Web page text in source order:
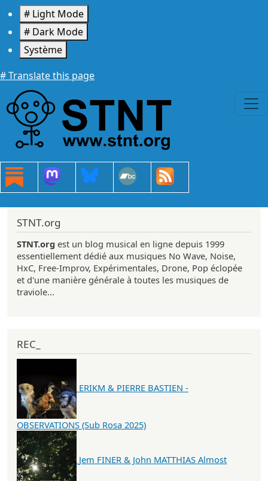
Aller au contenu principal
# Light Mode
# Dark Mode
Système
# Translate this page
STNT.org
STNT.org est un blog musical en ligne depuis 1999
essentiellement dédié aux musiques No Wave, Noise,
HxC, Free-Improv, Expérimentales, Drone, Pop éclopée
et d'une manière générale à toutes les musiques de
traviole...
REC_
ERIKM & PIERRE BASTIEN -
OBSERVATIONS (Sub Rosa 2025)
Jem FINER & John MATTHIAS Almost